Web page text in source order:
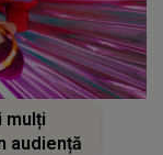
mulți
audiență